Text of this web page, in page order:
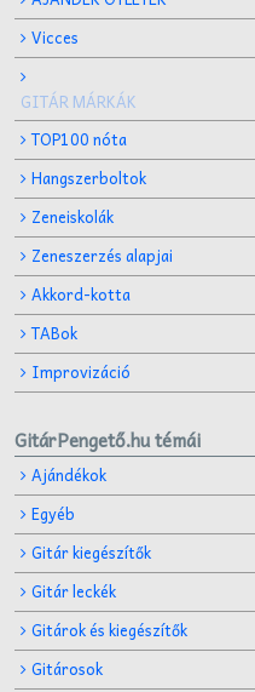
Vicces
GITÁR MÁRKÁK
TOP100 nóta
Hangszerboltok
Zeneiskolák
Zeneszerzés alapjai
Akkord-kotta
TABok
Improvizáció
GitárPengető.hu témái
Ajándékok
Egyéb
Gitár kiegészítők
Gitár leckék
Gitárok és kiegészítők
Gitárosok